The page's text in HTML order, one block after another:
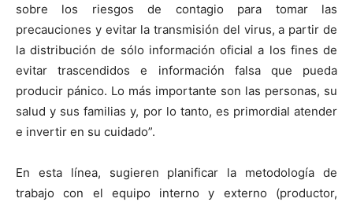
sobre los riesgos de contagio para tomar las
precauciones y evitar la transmisión del virus, a partir de
la distribución de sólo información oficial a los fines de
evitar trascendidos e información falsa que pueda
producir pánico. Lo más importante son las personas, su
salud y sus familias y, por lo tanto, es primordial atender
e invertir en su cuidado”.
En esta línea, sugieren planificar la metodología de
trabajo con el equipo interno y externo (productor,